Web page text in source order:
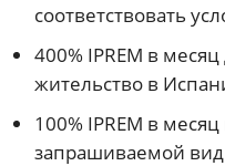
соответствовать
400% IPREM в
жительство в
100% IPREM в
запрашиваемой